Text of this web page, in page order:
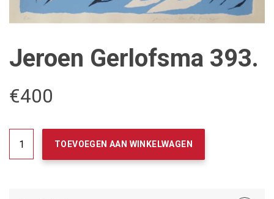
Jeroen Gerlofsma 393.
€400
TOEVOEGEN AAN WINKELWAGEN